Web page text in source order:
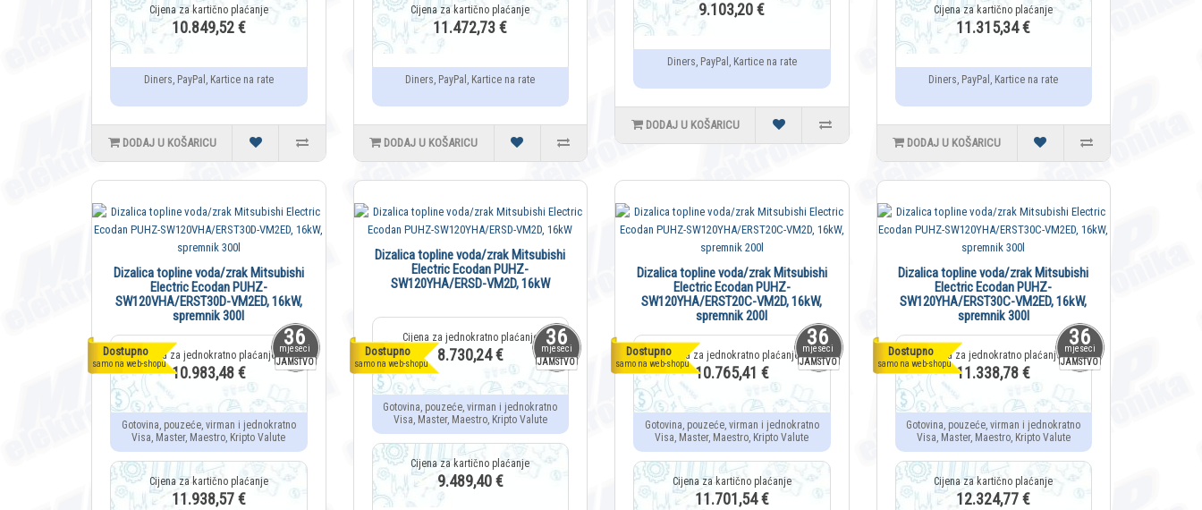
10.849,52 €
Diners, PayPal, Kartice na rate
DODAJ U KOŠARICU
11.472,73 €
Diners, PayPal, Kartice na rate
DODAJ U KOŠARICU
9.103,20 €
Diners, PayPal, Kartice na rate
DODAJ U KOŠARICU
11.315,34 €
Diners, PayPal, Kartice na rate
DODAJ U KOŠARICU
36
mjeseci
JAMSTVO
Dostupno
samo na web-shopu
Dizalica topline voda/zrak Mitsubishi
Electric Ecodan PUHZ-
SW120VHA/ERST30D-VM2ED, 16kW,
spremnik 300l
10.983,48 €
Gotovina, pouzeće, virman i jednokratno
Visa, Master, Maestro, Kripto Valute
11.938,57 €
36
mjeseci
JAMSTVO
Dostupno
samo na web-shopu
Dizalica topline voda/zrak Mitsubishi
Electric Ecodan PUHZ-
SW120YHA/ERSD-VM2D, 16kW
8.730,24 €
Gotovina, pouzeće, virman i jednokratno
Visa, Master, Maestro, Kripto Valute
9.489,40 €
36
mjeseci
JAMSTVO
Dostupno
samo na web-shopu
Dizalica topline voda/zrak Mitsubishi
Electric Ecodan PUHZ-
SW120YHA/ERST20C-VM2D, 16kW,
spremnik 200l
10.765,41 €
Gotovina, pouzeće, virman i jednokratno
Visa, Master, Maestro, Kripto Valute
11.701,54 €
36
mjeseci
JAMSTVO
Dostupno
samo na web-shopu
Dizalica topline voda/zrak Mitsubishi
Electric Ecodan PUHZ-
SW120YHA/ERST30C-VM2ED, 16kW,
spremnik 300l
11.338,78 €
Gotovina, pouzeće, virman i jednokratno
Visa, Master, Maestro, Kripto Valute
12.324,77 €